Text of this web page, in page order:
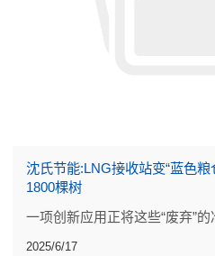
沈氏节能:LNG接收站变“蓝色
1800棵树
一项创新应用正将这些“废弃”
2025/6/17